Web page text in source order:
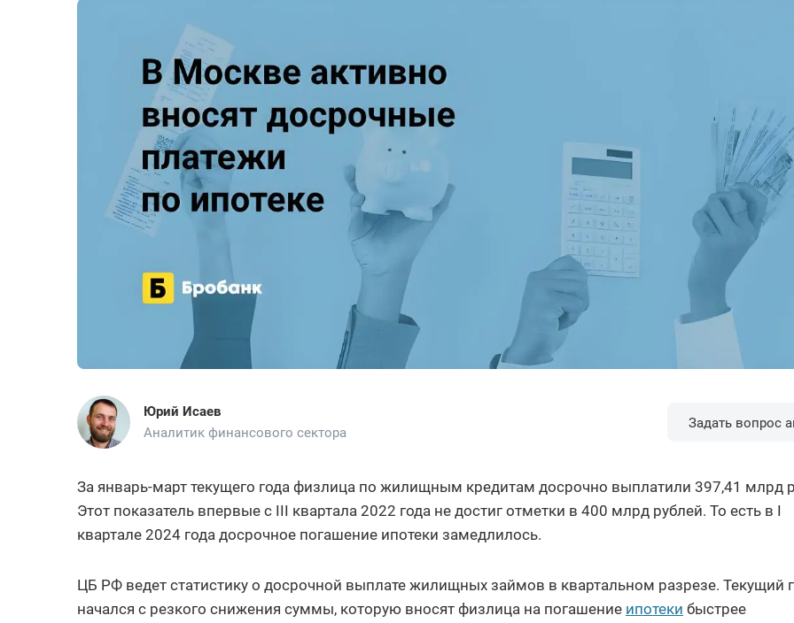
Юрий Исаев
Аналитик финансового сектора
Задать вопрос
За январь-март текущего года физлица по жилищным кредитам досрочно выплатили 397,41 млрд
Этот показатель впервые с III квартала 2022 года не достиг отметки в 400 млрд рублей. То есть в I
квартале 2024 года досрочное погашение ипотеки замедлилось.
ЦБ РФ ведет статистику о досрочной выплате жилищных займов в квартальном разрезе. Текущий
начался с резкого снижения суммы, которую вносят физлица на погашение ипотеки быстрее